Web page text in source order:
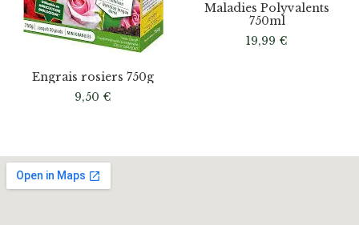
Engrais rosiers 750g
9,50 €
Maladies Polyvalents
750ml
19,99 €